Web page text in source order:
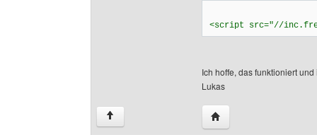
<script src="//
Ich hoffe, das funktioniert
Lukas
↑ Website dieses